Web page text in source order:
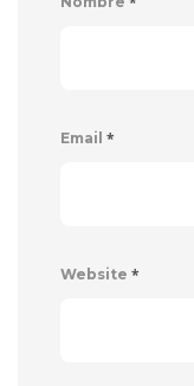
Email *
Website *